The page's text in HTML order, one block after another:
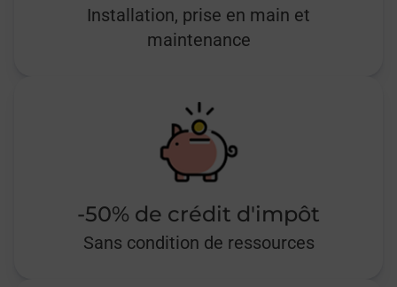
Installation, prise en main et
maintenance
-50% de crédit d'impôt
Sans condition de ressources